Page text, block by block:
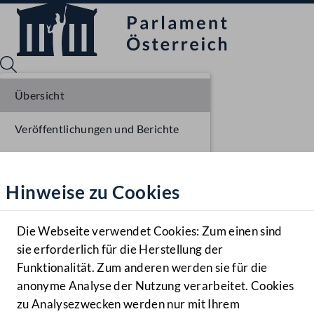
Hilfe
Benutzer
Navigationsmenü öffnen
MENÜ
Hinweise zu Cookies
Die Webseite verwendet Cookies: Zum einen sind
sie erforderlich für die Herstellung der
Funktionalität. Zum anderen werden sie für die
anonyme Analyse der Nutzung verarbeitet. Cookies
zu Analysezwecken werden nur mit Ihrem
Übersicht
Veröffentlichungen und Berichte
Parlamentarisches Verfahren